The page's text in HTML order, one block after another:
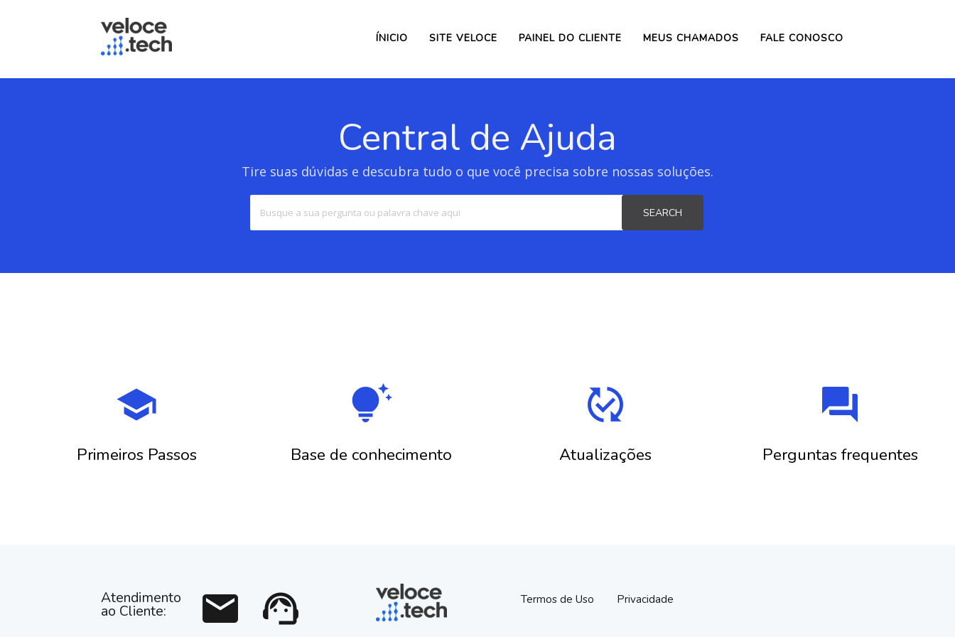
ÍNICIO SITE VELOCE PAINEL DO CLIENTE MEUS CHAMADOS FALE CONOSCO
Central de Ajuda
Tire suas dúvidas e descubra tudo o que você precisa sobre nossas soluções.
SEARCH
school
Primeiros Passos
tips_and_updates
Base de conhecimento
published_with_changes
Atualizações
question_answer
Perguntas frequentes
Atendimento
ao Cliente: mail support_agent Termos de Uso Privacidade